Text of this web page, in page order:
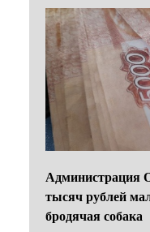
Администрация
тысяч рублей
бродячая собака